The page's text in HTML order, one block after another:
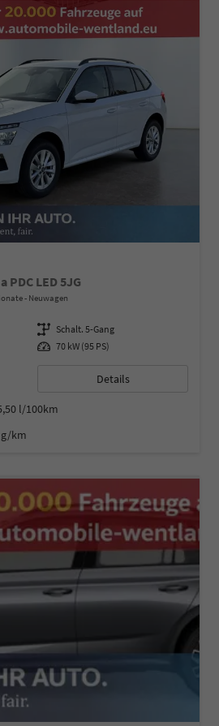
PDC LED 5JG
Neuwagen
Getriebe Schalt. 5-Gang
Leistung 70 kW (95 PS)
Details
l/100km
g/km